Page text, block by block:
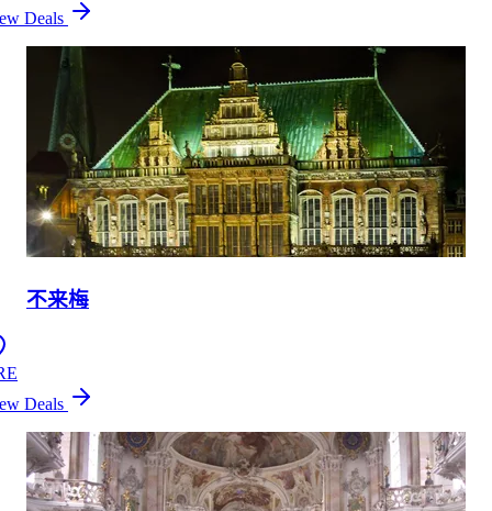
Deals
不来梅
Deals